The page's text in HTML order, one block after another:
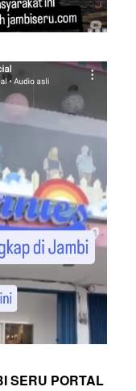
SERU PORTAL